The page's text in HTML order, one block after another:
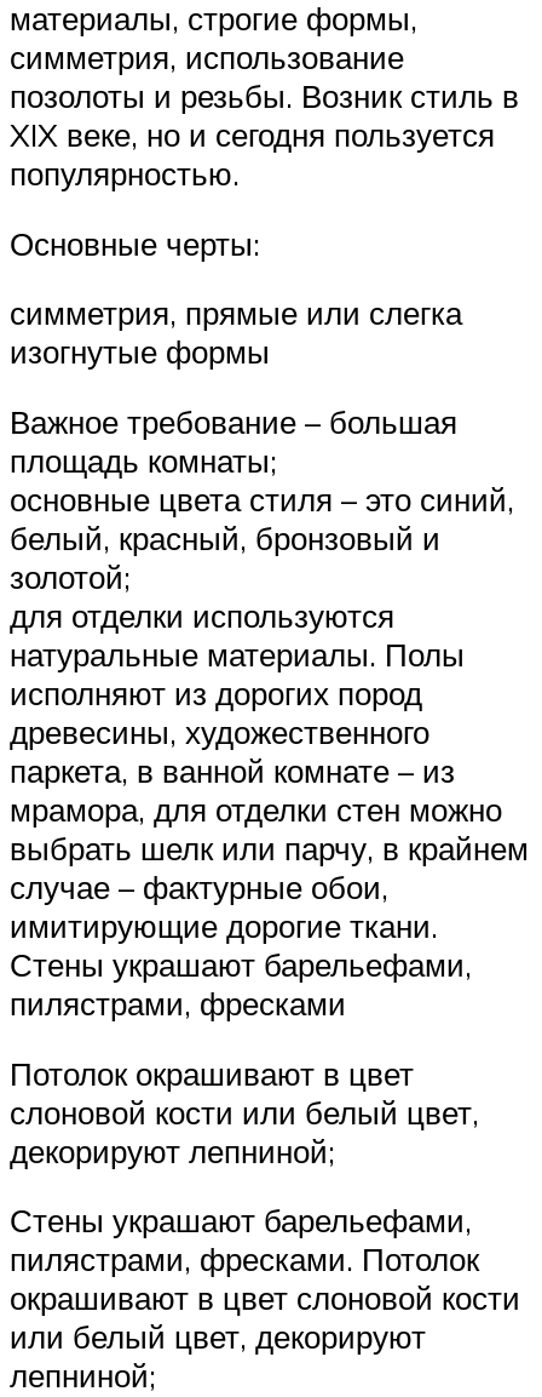
материалы, строгие формы,
симметрия, использование
позолоты и резьбы. Возник стиль в
XIX веке, но и сегодня пользуется
популярностью.
Основные черты:
симметрия, прямые или слегка
изогнутые формы
Важное требование – большая
площадь комнаты;
основные цвета стиля – это синий,
белый, красный, бронзовый и
золотой;
для отделки используются
натуральные материалы. Полы
исполняют из дорогих пород
древесины, художественного
паркета, в ванной комнате – из
мрамора, для отделки стен можно
выбрать шелк или парчу, в крайнем
случае – фактурные обои,
имитирующие дорогие ткани.
Стены украшают барельефами,
пилястрами, фресками
Потолок окрашивают в цвет
слоновой кости или белый цвет,
декорируют лепниной;
Стены украшают барельефами,
пилястрами, фресками. Потолок
окрашивают в цвет слоновой кости
или белый цвет, декорируют
лепниной;